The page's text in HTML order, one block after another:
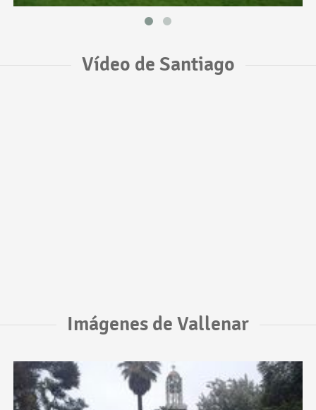
Vídeo de Santiago
Imágenes de Vallenar